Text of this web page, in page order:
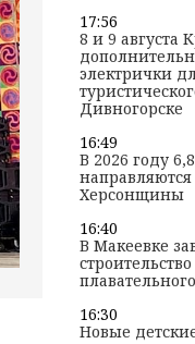
17:56
8 и 9 августа
электрички
Дивногорске
16:49
В 2026 году
Херсонщины
16:40
В Макеевке
16:30
Новые